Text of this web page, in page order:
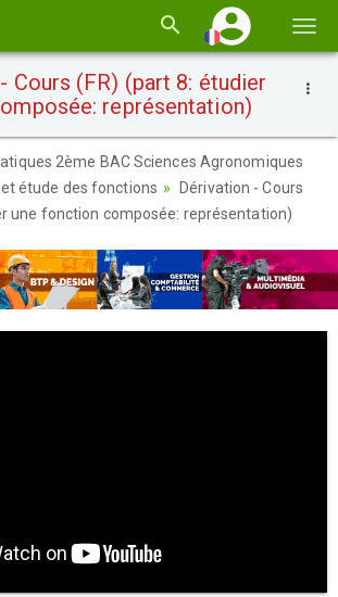
la
Cours (FR) (part 8: étudier
représentation)
2ème BAC Sciences Agronomiques
étude des fonctions
Dérivation - Cours
une fonction composée: représentation)